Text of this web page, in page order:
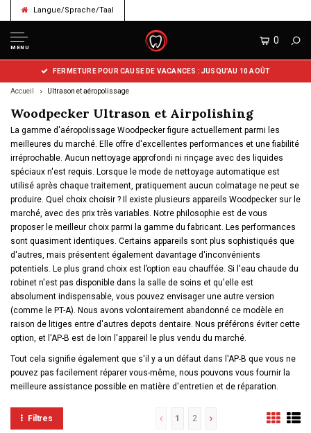
Langue/Sprache/Taal
MENU
0
FERMETURE POUR CAUSE DE VACANCES : JUSQU’AU 10 AOÛT
Accueil Ultrason et aéropolissage
Woodpecker Ultrason et Airpolishing
La gamme d'aéropolissage Woodpecker figure actuellement parmi les
meilleures du marché. Elle offre d'excellentes performances et une fiabilité
irréprochable. Aucun nettoyage approfondi ni rinçage avec des liquides
spéciaux n'est requis. Lorsque le mode de nettoyage automatique est
utilisé après chaque traitement, pratiquement aucun colmatage ne peut se
produire. Quel choix choisir ? Il existe plusieurs appareils Woodpecker sur le
marché, avec des prix très variables. Notre philosophie est de vous
proposer le meilleur choix parmi la gamme du fabricant. Les performances
sont quasiment identiques. Certains appareils sont plus sophistiqués que
d'autres, mais présentent également davantage d'inconvénients
potentiels. Le plus grand choix est l’option eau chauffée. Si l'eau chaude du
robinet n'est pas disponible dans la salle de soins et qu'elle est
absolument indispensable, vous pouvez envisager une autre version
(comme le PT-A). Nous avons volontairement abandonné ce modèle en
raison de litiges entre d'autres depots dentaire. Nous préférons éviter cette
option, et l'AP-B est de loin l'appareil le plus vendu du marché.
Tout cela signifie également que s'il y a un défaut dans l'AP-B que vous ne
pouvez pas facilement réparer vous-même, nous pouvons vous fournir la
meilleure assistance possible en matière d'entretien et de réparation.
Filtres 1 2